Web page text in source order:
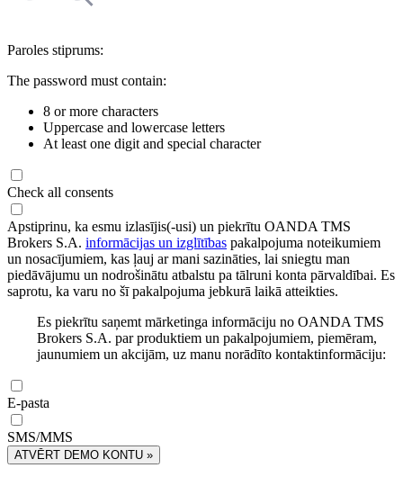
Paroles stiprums:
The password must contain:
8 or more characters
Uppercase and lowercase letters
At least one digit and special character
Check all consents
Apstiprinu, ka esmu izlasījis(-usi) un piekrītu OANDA TMS
Brokers S.A. informācijas un izglītības pakalpojuma noteikumiem
un nosacījumiem, kas ļauj ar mani sazināties, lai sniegtu man
piedāvājumu un nodrošinātu atbalstu pa tālruni konta pārvaldībai. Es
saprotu, ka varu no šī pakalpojuma jebkurā laikā atteikties.
Es piekrītu saņemt mārketinga informāciju no OANDA TMS
Brokers S.A. par produktiem un pakalpojumiem, piemēram,
jaunumiem un akcijām, uz manu norādīto kontaktinformāciju:
E-pasta
SMS/MMS
ATVĒRT DEMO KONTU »